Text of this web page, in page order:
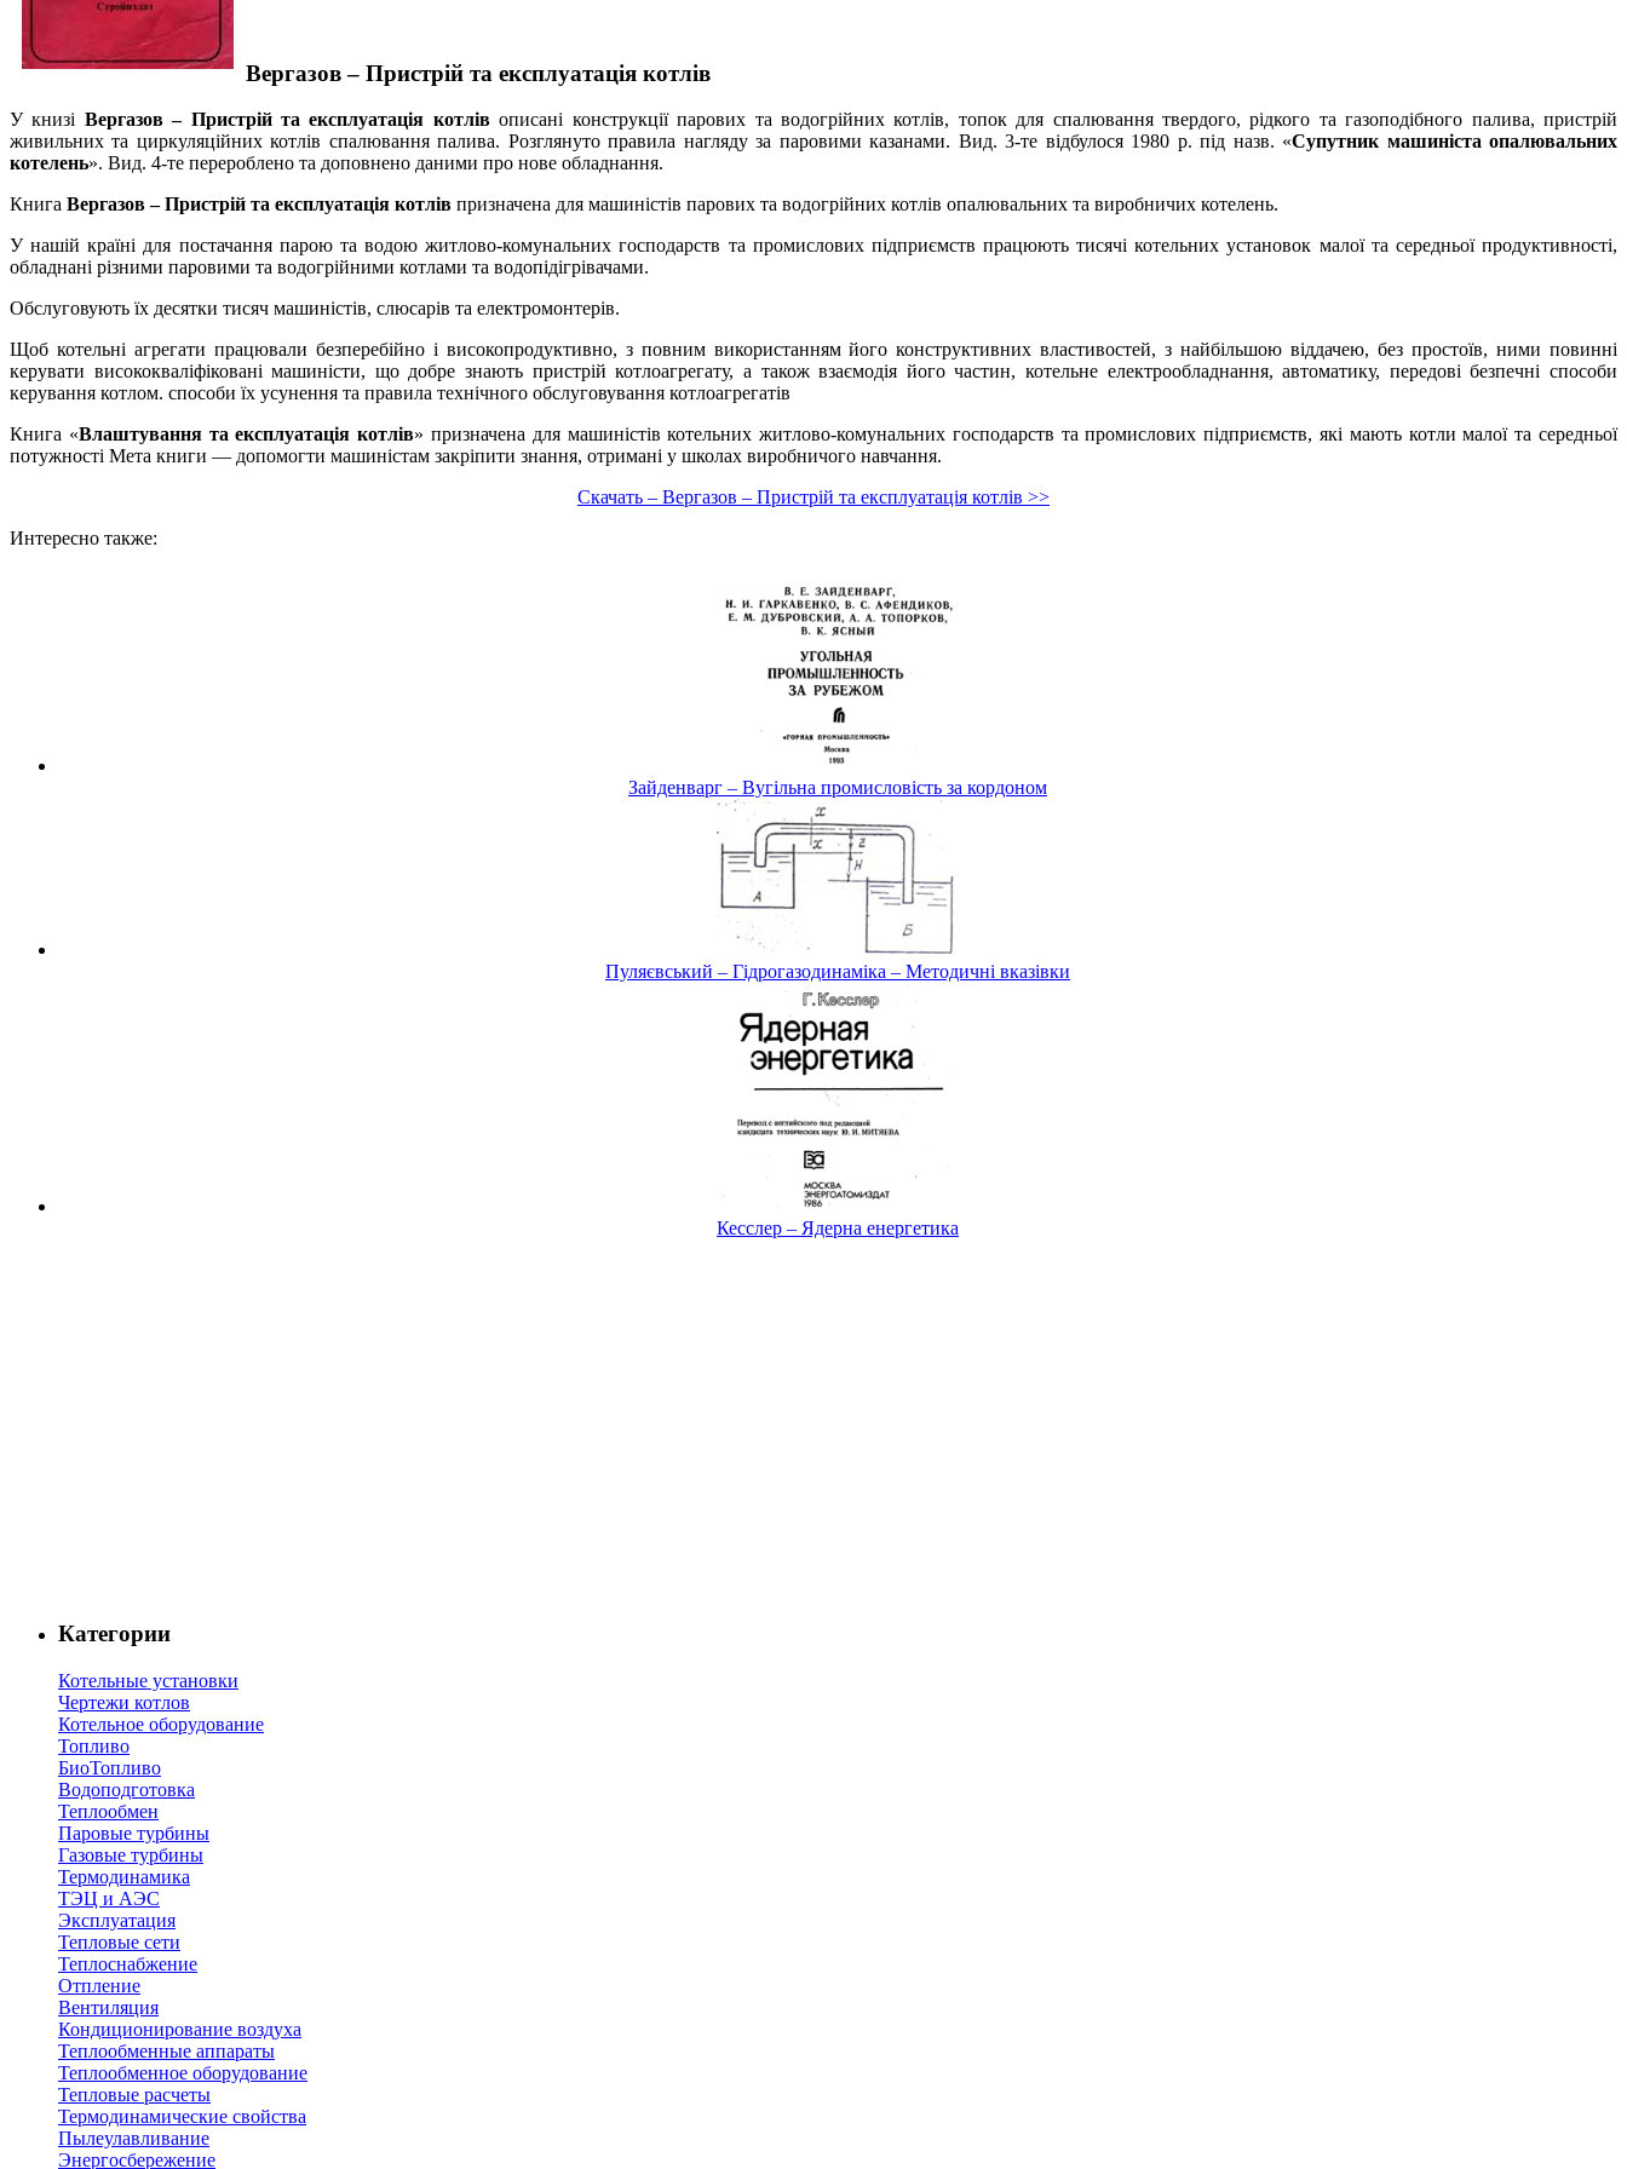
Вергазов – Пристрій та експлуатація котлів
У книзі Вергазов – Пристрій та експлуатація котлівописані конструкції парових та водогрійних котлів, топок для спалювання твердого, рідкого та газоподібного палива, пристрій
живильних та циркуляційних котлів спалювання палива. Розглянуто правила нагляду за паровими казанами. Вид. 3-те відбулося 1980 р. під назв. «Супутник машиніста опалювальних
котелень». Вид. 4-те перероблено та доповнено даними про нове обладнання.
Книга Вергазов – Пристрій та експлуатація котлів призначена для машиністів парових та водогрійних котлів опалювальних та виробничих котелень.
У нашій країні для постачання парою та водою житлово-комунальних господарств та промислових підприємств працюють тисячі котельних установок малої та середньої продуктивності,
обладнані різними паровими та водогрійними котлами та водопідігрівачами.
Обслуговують їх десятки тисяч машиністів, слюсарів та електромонтерів.
Щоб котельні агрегати працювали безперебійно і високопродуктивно, з повним використанням його конструктивних властивостей, з найбільшою віддачею, без простоїв, ними повинні
керувати висококваліфіковані машиністи, що добре знають пристрій котлоагрегату, а також взаємодія його частин, котельне електрообладнання, автоматику, передові безпечні способи
керування котлом. способи їх усунення та правила технічного обслуговування котлоагрегатів
Книга «Влаштування та експлуатація котлів» призначена для машиністів котельних житлово-комунальних господарств та промислових підприємств, які мають котли малої та середньої
потужності Мета книги — допомогти машиністам закріпити знання, отримані у школах виробничого навчання.
Скачать – Вергазов – Пристрій та експлуатація котлів >>
Интересно также:
Зайденварг – Вугільна промисловість за кордоном
Пуляєвський – Гідрогазодинаміка – Методичні вказівки
Кесслер – Ядерна енергетика
Категории
Котельные установки
Чертежи котлов
Котельное оборудование
Топливо
БиоТопливо
Водоподготовка
Теплообмен
Паровые турбины
Газовые турбины
Термодинамика
ТЭЦ и АЭС
Эксплуатация
Тепловые сети
Теплоснабжение
Отпление
Вентиляция
Кондиционирование воздуха
Теплообменные аппараты
Теплообменное оборудование
Тепловые расчеты
Термодинамические свойства
Пылеулавливание
Энергосбережение